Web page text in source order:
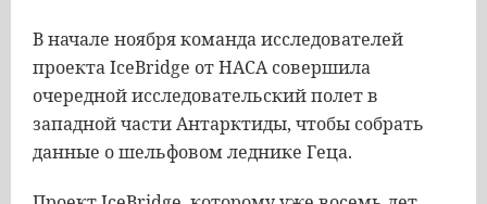
В начале ноября команда исследователей
проекта IceBridge от НАСА совершила
очередной исследовательский полет в
западной части Антарктиды, чтобы собрать
данные о шельфовом леднике Геца.